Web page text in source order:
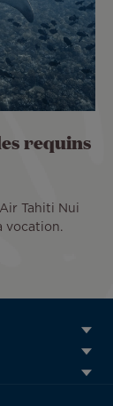
requins
Tahiti Nui
vocation.